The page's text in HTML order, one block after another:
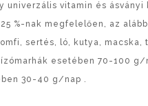
univerzális vitamin és ásványi
%-nak megfelelően, az
sertés, ló, kutya, macska,
esetében 70-100 g/
30-40 g/nap .